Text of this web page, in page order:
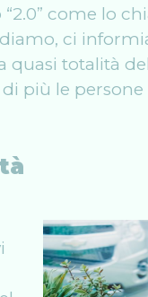
come lo
ci
quasi totalità
più le